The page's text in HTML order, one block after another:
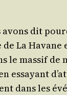
dit
La
mas­sif de
dans les